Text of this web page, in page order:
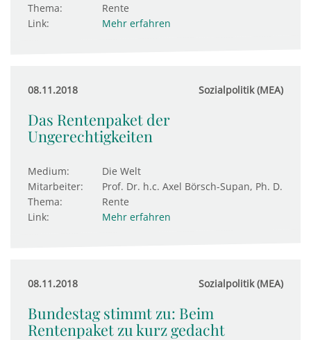
Thema:
Rente
Link:
Mehr erfahren
08.11.2018 Sozialpolitik (MEA)
Das Rentenpaket der
Ungerechtigkeiten
Medium:
Die Welt
Mitarbeiter:
Prof. Dr. h.c. Axel Börsch-Supan, Ph. D.
Thema:
Rente
Link:
Mehr erfahren
08.11.2018 Sozialpolitik (MEA)
Bundestag stimmt zu: Beim
Rentenpaket zu kurz gedacht